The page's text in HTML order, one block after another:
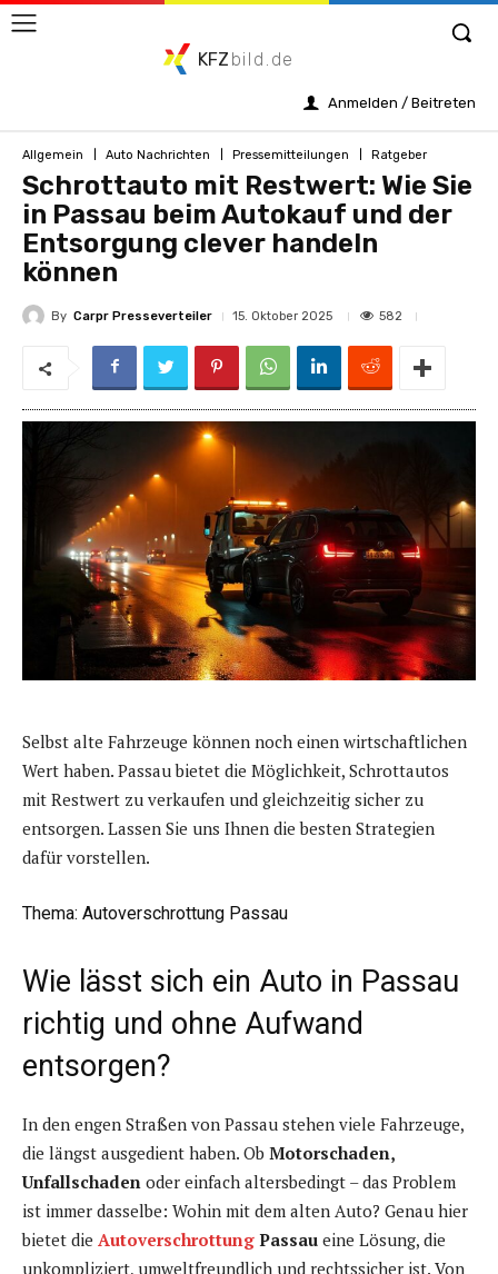
KFZ bild.de
Anmelden / Beitreten
Allgemein Auto Nachrichten Pressemitteilungen Ratgeber
Schrottauto mit Restwert: Wie Sie
in Passau beim Autokauf und der
Entsorgung clever handeln
können
By Carpr Presseverteiler 15. Oktober 2025 582
Selbst alte Fahrzeuge können noch einen wirtschaftlichen
Wert haben. Passau bietet die Möglichkeit, Schrottautos
mit Restwert zu verkaufen und gleichzeitig sicher zu
entsorgen. Lassen Sie uns Ihnen die besten Strategien
dafür vorstellen.
Thema: Autoverschrottung Passau
Wie lässt sich ein Auto in Passau
richtig und ohne Aufwand
entsorgen?
In den engen Straßen von Passau stehen viele Fahrzeuge,
die längst ausgedient haben. Ob Motorschaden,
Unfallschaden oder einfach altersbedingt – das Problem
ist immer dasselbe: Wohin mit dem alten Auto? Genau hier
bietet die Autoverschrottung Passau eine Lösung, die
unkompliziert, umweltfreundlich und rechtssicher ist. Von